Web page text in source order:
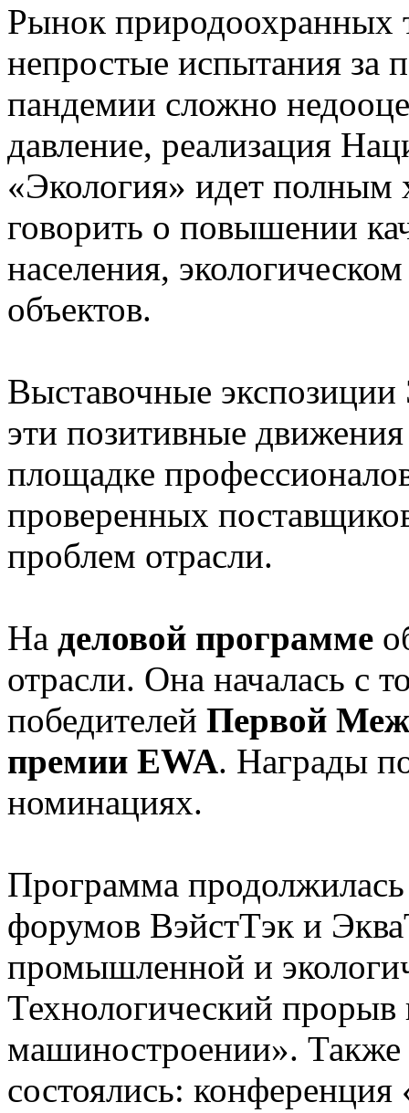
Рынок природоохранных
непростые испытания за
пандемии сложно
давление, реализация
«Экология» идет
говорить о повышении
населения,
объектов.
Выставочные
эти позитивные
площадке
проверенных
проблем отрасли.
На деловой программе
отрасли. Она началась с
победителей Первой
премии EWA. Награды
номинациях.
Программа
форумов ВэйстТэк и
промышленной и
Технологический прорыв
машиностроении». Также
состоялись: